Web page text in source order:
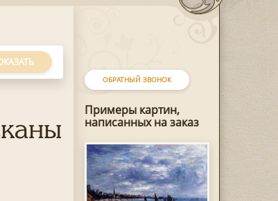
ОБРАТНЫЙ ЗВОНОК
Примеры картин,
написанных на заказ